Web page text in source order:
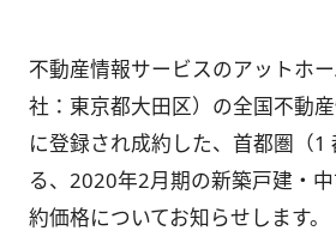
不動産情報サービスのアットホ
社：東京都大田区）の全国不動
に登録され成約した、首都圏（1
る、2020年2月期の新築戸建・
約価格についてお知らせします。